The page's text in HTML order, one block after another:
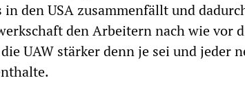
in den USA zusammenfällt und
den Arbeitern nach wie vor
UAW stärker denn je sei und jeder